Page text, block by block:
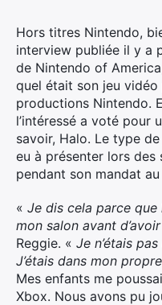
Hors titres Nintendo,
interview publiée il y a
de Nintendo of
quel était son jeu
productions Nintendo.
l’intéressé a voté pour
savoir, Halo. Le type de
eu à présenter lors des
pendant son mandat
« Je dis cela parce
mon salon avant
Reggie. « Je n’étais
J’étais dans mon
Mes enfants me
Xbox. Nous avons pu